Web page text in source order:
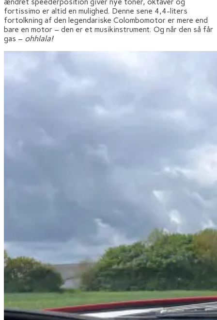
ændret speederposition giver nye toner, oktaver og
fortissimo er altid en mulighed. Denne sene 4,4-liters
fortolkning af den legendariske Colombomotor er mere end
bare en motor – den er et musikinstrument. Og når den så får
gas – ohhlala!